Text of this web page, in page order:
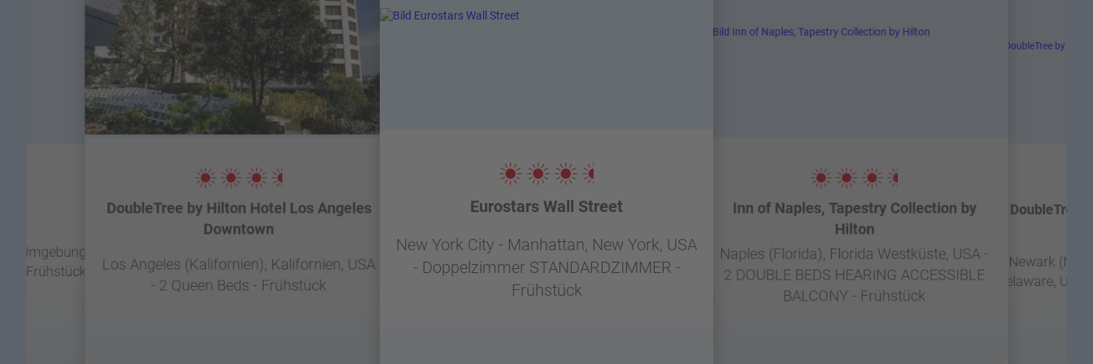
Umgebung,
- Frühstück
DoubleTree by Hilton Hotel Los Angeles
Downtown
Los Angeles (Kalifornien), Kalifornien, USA
- 2 Queen Beds - Frühstück
Eurostars Wall Street
New York City - Manhattan, New York, USA
- Doppelzimmer STANDARDZIMMER -
Frühstück
Inn of Naples, Tapestry Collection by
Hilton
Naples (Florida), Florida Westküste, USA -
2 DOUBLE BEDS HEARING ACCESSIBLE
BALCONY - Frühstück
DoubleTree
Newark
Delaware,